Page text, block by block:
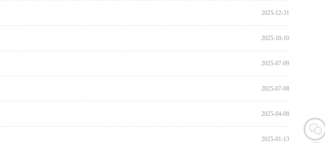
2025-12-31
2025-10-10
2025-07-09
2025-07-08
2025-04-08
2025-01-13